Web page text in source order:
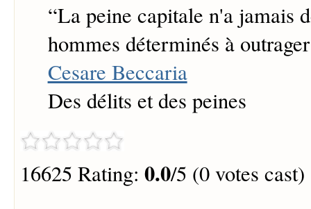
“La peine capitale n'a jamais
hommes déterminés à
Cesare Beccaria
Des délits et des peines
16625 Rating: 0.0/5 (0 votes cast)